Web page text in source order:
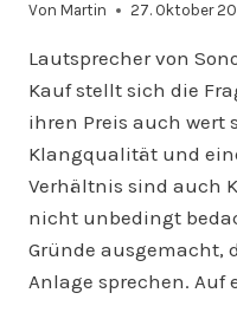
Von Martin 27. Oktober
Lautsprecher von
Kauf stellt sich die
ihren Preis auch wert
Klangqualität und
Verhältnis sind auch
nicht unbedingt
Gründe ausgemacht,
Anlage sprechen. Auf